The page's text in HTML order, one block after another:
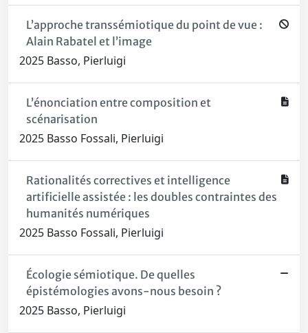
L’approche transsémiotique du point de vue :
Alain Rabatel et l’image
2025 Basso, Pierluigi
L’énonciation entre composition et
scénarisation
2025 Basso Fossali, Pierluigi
Rationalités correctives et intelligence
artificielle assistée : les doubles contraintes des
humanités numériques
2025 Basso Fossali, Pierluigi
Écologie sémiotique. De quelles
épistémologies avons-nous besoin ?
2025 Basso, Pierluigi